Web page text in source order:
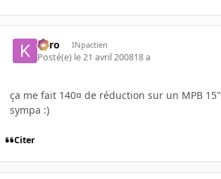
kyro INpactien
Posté(e) le 21 avril 200818 a
ça me fait 140¤ de réduction sur un MPB 15"
sympa :)
Citer